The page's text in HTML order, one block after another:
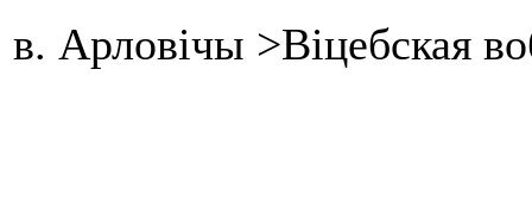
в. Арловічы >Віцебская